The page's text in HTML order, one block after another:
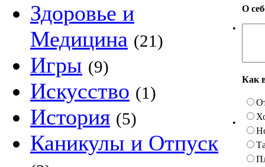
Здоровье и
Медицина (21)
Игры (9)
Искусство (1)
История (5)
Каникулы и Отпуск
•
О
•
Как